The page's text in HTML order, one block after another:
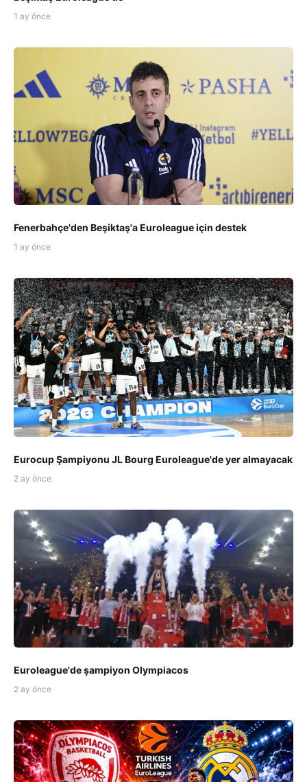
1 ay önce
Fenerbahçe'den Beşiktaş'a Euroleague için destek
1 ay önce
Eurocup Şampiyonu JL Bourg Euroleague'de yer almayacak
2 ay önce
Euroleague'de şampiyon Olympiacos
2 ay önce